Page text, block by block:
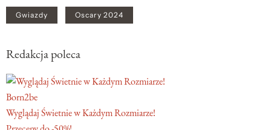
Gwiazdy Oscary 2024
Redakcja poleca
Born2be
Wyglądaj Świetnie w Każdym Rozmiarze!